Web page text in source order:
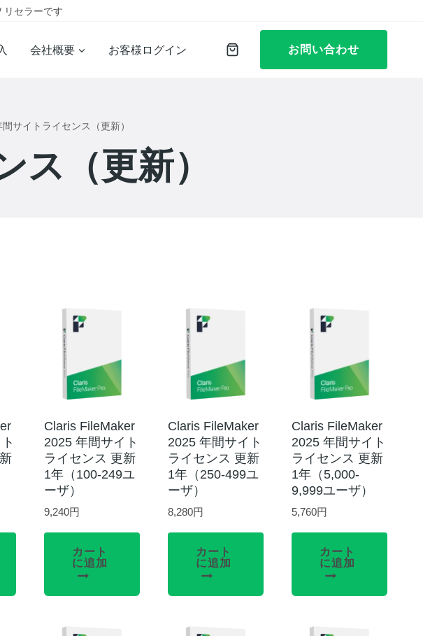
リセラーです
会社概要 お客様ログイン お問い合わせ
間サイトライセンス（更新）
ス（更新）
Claris FileMaker
2025 年間サイト
ライセンス 更新
1年（100-249ユ
ーザ）
9,240円
カート
に追加
Claris FileMaker
2025 年間サイト
ライセンス 更新
1年（250-499ユ
ーザ）
8,280円
カート
に追加
Claris FileMaker
2025 年間サイト
ライセンス 更新
1年（5,000-
9,999ユーザ）
5,760円
カート
に追加